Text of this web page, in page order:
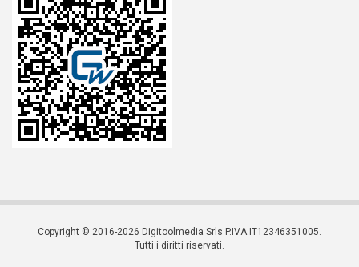
Copyright © 2016-2026 Digitoolmedia Srls P.IVA IT12346351005.
Tutti i diritti riservati.